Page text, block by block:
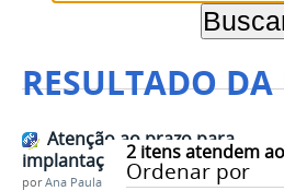
RESULTADO DA
2itens atendem
Ordenar por
Atenção ao prazo para
implantação do PIT
porAna Paula Batista